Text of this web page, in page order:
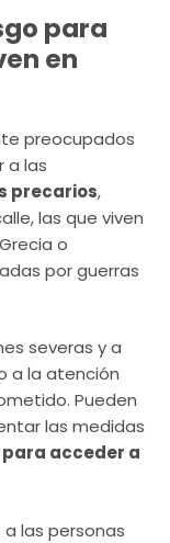
para
en
preocupados
a las
precarios,
las que viven
o
por guerras
severas y a
a la atención
Pueden
las medidas
acceder a
a las personas